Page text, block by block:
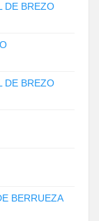
DE BREZO
DE BREZO
BERRUEZA